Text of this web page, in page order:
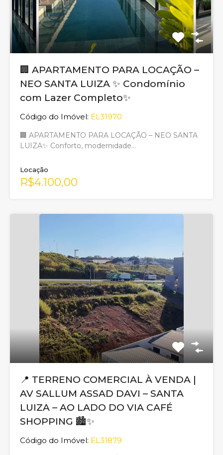
🏢 APARTAMENTO PARA LOCAÇÃO –
NEO SANTA LUIZA ✨ Condomínio
com Lazer Completo✨
Código do Imóvel: EL31970
🏢 APARTAMENTO PARA LOCAÇÃO – NEO SANTA
LUIZA✨ Conforto, modernidade…
Locação
R$4.100,00
📍 TERRENO COMERCIAL À VENDA |
AV SALLUM ASSAD DAVI – SANTA
LUIZA – AO LADO DO VIA CAFÉ
SHOPPING 🏙️✨
Código do Imóvel: EL31879